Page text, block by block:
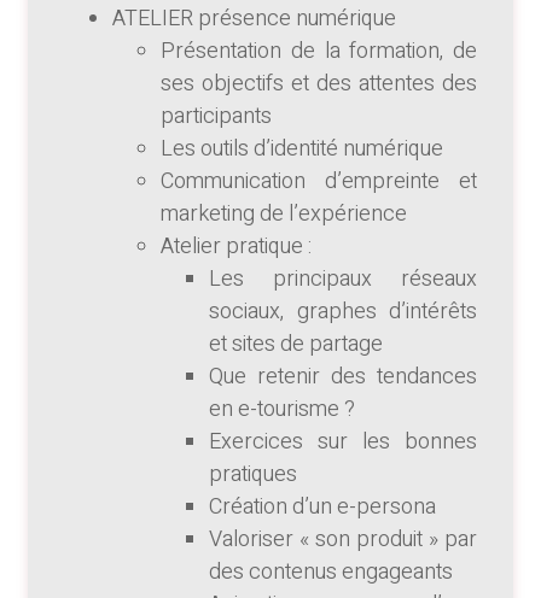
ATELIER présence numérique
Présentation de la formation, de
ses objectifs et des attentes des
participants
Les outils d’identité numérique
Communication d’empreinte et
marketing de l’expérience
Atelier pratique :
Les principaux réseaux
sociaux, graphes d’intérêts
et sites de partage
Que retenir des tendances
en e-tourisme ?
Exercices sur les bonnes
pratiques
Création d’un e-persona
Valoriser « son produit » par
des contenus engageants